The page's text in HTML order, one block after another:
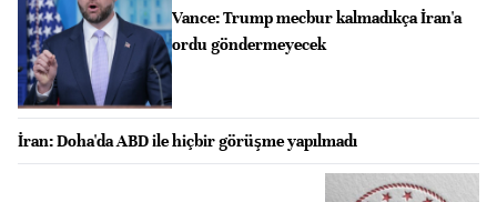
Vance: Trump mecbur kalmadıkça İran'a
ordu göndermeyecek
İran: Doha'da ABD ile hiçbir görüşme yapılmadı